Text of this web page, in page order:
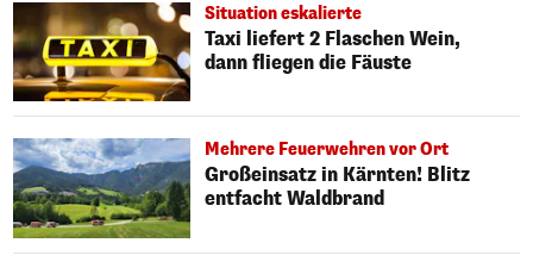
Situation eskalierte
Taxi liefert 2 Flaschen Wein,
dann fliegen die Fäuste
Mehrere Feuerwehren vor Ort
Großeinsatz in Kärnten! Blitz
entfacht Waldbrand